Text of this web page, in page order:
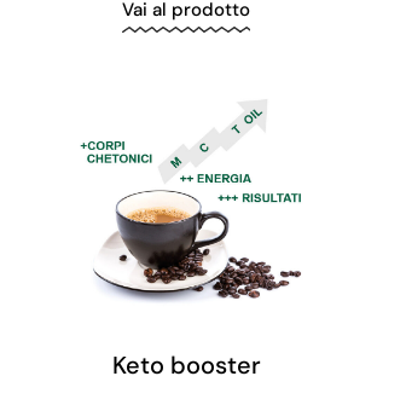
Vai al prodotto
Keto booster